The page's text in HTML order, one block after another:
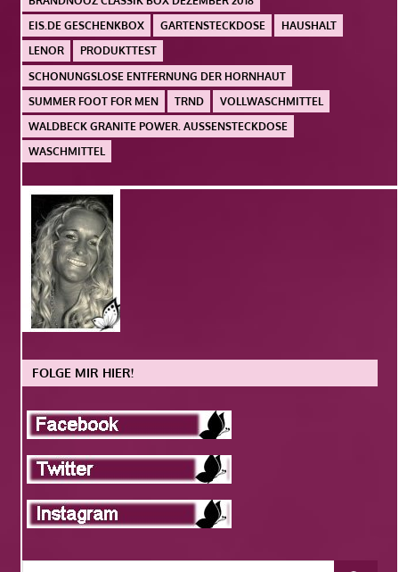
EIS.DE GESCHENKBOX
GARTENSTECKDOSE
HAUSHALT
LENOR
PRODUKTTEST
SCHONUNGSLOSE ENTFERNUNG DER HORNHAUT
SUMMER FOOT FOR MEN
TRND
VOLLWASCHMITTEL
WALDBECK GRANITE POWER. AUSSENSTECKDOSE
WASCHMITTEL
FOLGE MIR HIER!